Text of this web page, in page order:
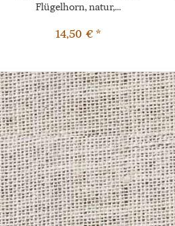
Flügelhorn, natur,...
14,50 € *